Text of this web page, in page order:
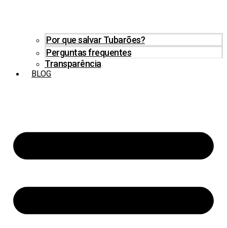
Por que salvar Tubarões?
Perguntas frequentes
Transparência
BLOG